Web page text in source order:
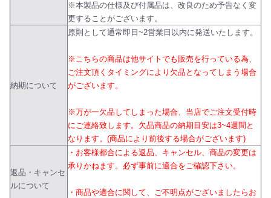
※本製品の仕様及び付属品は、改良のため予告なく変
更することがございます。
納期について
原則として通常即日~2営業日以内に発送いたします。
※こちらの商品は他サイトでも販売を行っている為、
ご注文頂くタイミングにより欠品となってしまう場合
がございます。
※万が一欠品してしまった場合、当店でご注文受付時
にご連絡致します。欠品商品の納期目安は3~4週間と
なります。(商品により前後する場合がございます)
返品・キャンセ
ルについて
・お客様都合による返品、キャンセル、商品の変更は
承りかねます。必ず事前に適合をご確認下さい。
・商品や適合に関して、ご不明点がございましたらお